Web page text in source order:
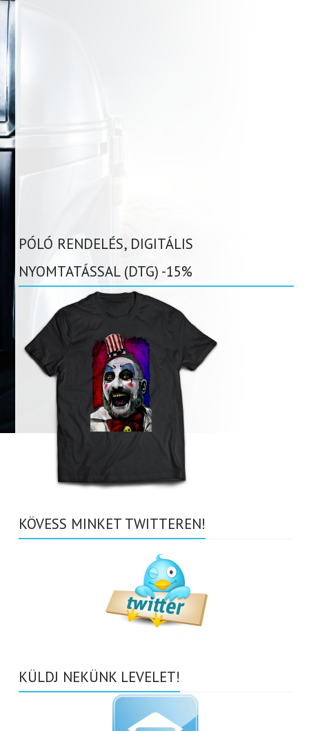
PÓLÓ RENDELÉS, DIGITÁLIS
NYOMTATÁSSAL (DTG) -15%
KÖVESS MINKET TWITTEREN!
KÜLDJ NEKÜNK LEVELET!